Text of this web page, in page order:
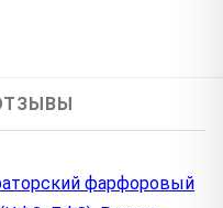
фарфоровый